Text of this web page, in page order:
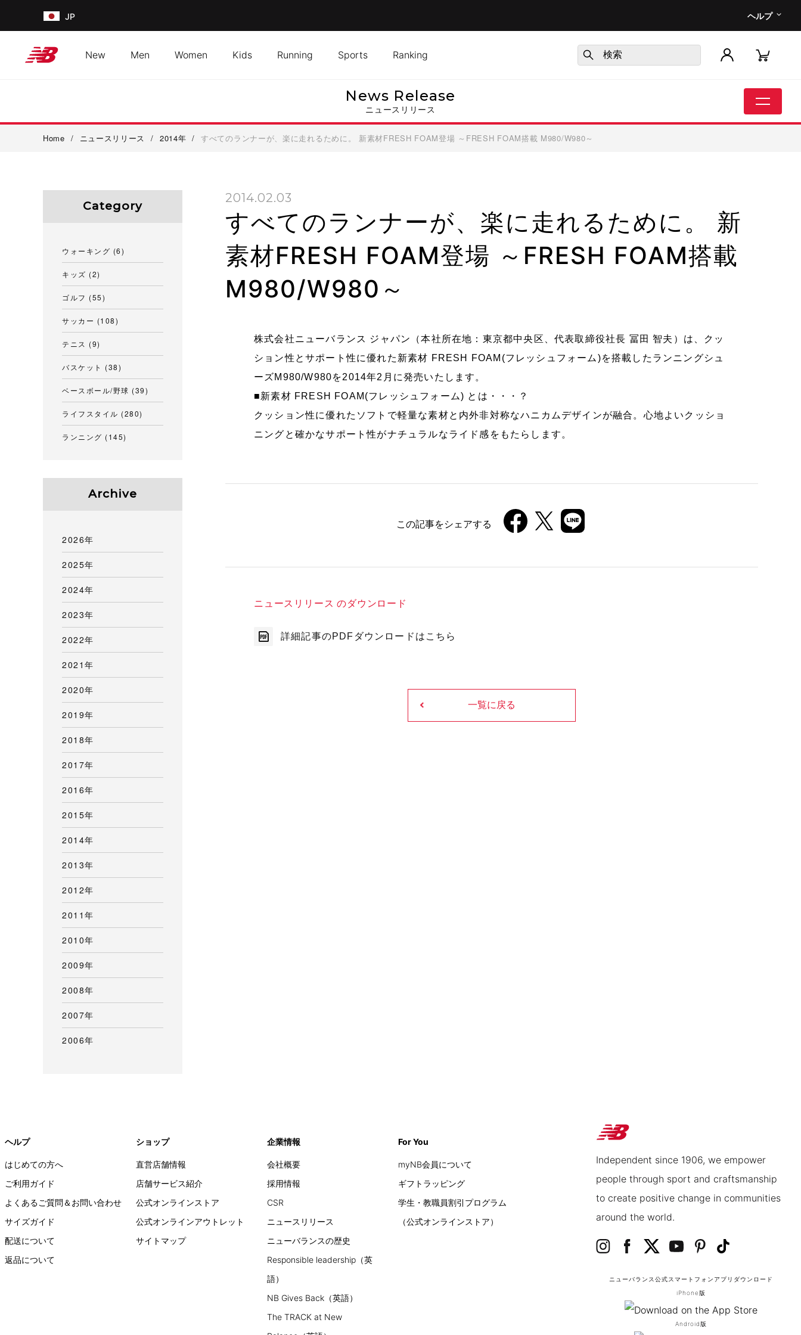
JP ヘルプ
New Men Women Kids Running Sports Ranking
News Release
ニュースリリース
Home / ニュースリリース / 2014年 / すべてのランナーが、楽に走れるために。 新素材FRESH FOAM登場 ～FRESH FOAM搭載 M980/W980～
2014.02.03
すべてのランナーが、楽に走れるために。 新
素材FRESH FOAM登場 ～FRESH FOAM搭載
M980/W980～
株式会社ニューバランス ジャパン（本社所在地：東京都中央区、代表取締役社長 冨田 智夫）は、クッ
ション性とサポート性に優れた新素材 FRESH FOAM(フレッシュフォーム)を搭載したランニングシュ
ーズM980/W980を2014年2月に発売いたします。
■新素材 FRESH FOAM(フレッシュフォーム) とは・・・？
クッション性に優れたソフトで軽量な素材と内外非対称なハニカムデザインが融合。心地よいクッショ
ニングと確かなサポート性がナチュラルなライド感をもたらします。
この記事をシェアする
ニュースリリース のダウンロード
詳細記事のPDFダウンロードはこちら
一覧に戻る
Category
ウォーキング (6)
キッズ (2)
ゴルフ (55)
サッカー (108)
テニス (9)
バスケット (38)
ベースボール/野球 (39)
ライフスタイル (280)
ランニング (145)
Archive
2026年
2025年
2024年
2023年
2022年
2021年
2020年
2019年
2018年
2017年
2016年
2015年
2014年
2013年
2012年
2011年
2010年
2009年
2008年
2007年
2006年
ヘルプ
はじめての方へ
ご利用ガイド
よくあるご質問＆お問い合わせ
サイズガイド
配送について
返品について
ショップ
直営店舗情報
店舗サービス紹介
公式オンラインストア
公式オンラインアウトレット
サイトマップ
企業情報
会社概要
採用情報
CSR
ニュースリリース
ニューバランスの歴史
Responsible leadership（英
語）
NB Gives Back（英語）
The TRACK at New
For You
myNB会員について
ギフトラッピング
学生・教職員割引プログラム
（公式オンラインストア）
Independent since 1906, we empower
people through sport and craftsmanship
to create positive change in communities
around the world.
ニューバランス公式スマートフォンアプリ ダウンロード
iPhone版
Android版